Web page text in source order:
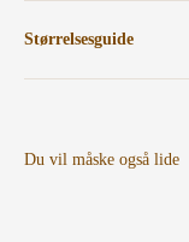
Størrelsesguide